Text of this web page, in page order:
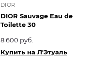
DIOR
DIOR Sauvage Eau de
Toilette 30
8 600 руб.
Купить на Л'Этуаль